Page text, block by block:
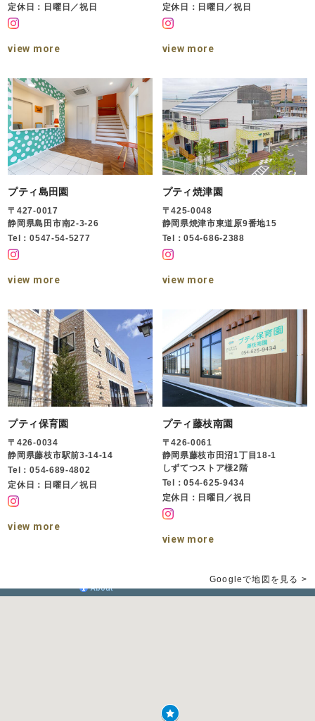
定休日：日曜日／祝日
view more
定休日：日曜日／祝日
view more
プティ島田園
〒427-0017
静岡県島田市南2-3-26
Tel：0547-54-5277
view more
プティ焼津園
〒425-0048
静岡県焼津市東道原9番地15
Tel：054-686-2388
view more
プティ保育園
〒426-0034
静岡県藤枝市駅前3-14-14
Tel：054-689-4802
定休日：日曜日／祝日
view more
プティ藤枝南園
〒426-0061
静岡県藤枝市田沼1丁目18-1
しずてつストア様2階
Tel：054-625-9434
定休日：日曜日／祝日
view more
Googleで地図を見る >